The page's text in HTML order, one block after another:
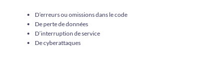
D’erreurs ou omissions dans le code
De perte de données
D’interruption de service
De cyberattaques